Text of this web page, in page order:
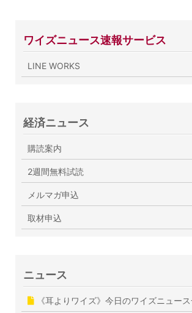
ワイズニュース速報サービス
LINE WORKS
経済ニュース
購読案内
2週間無料試読
メルマガ申込
取材申込
ニュース
《耳よりワイズ》今日のワイズニュー